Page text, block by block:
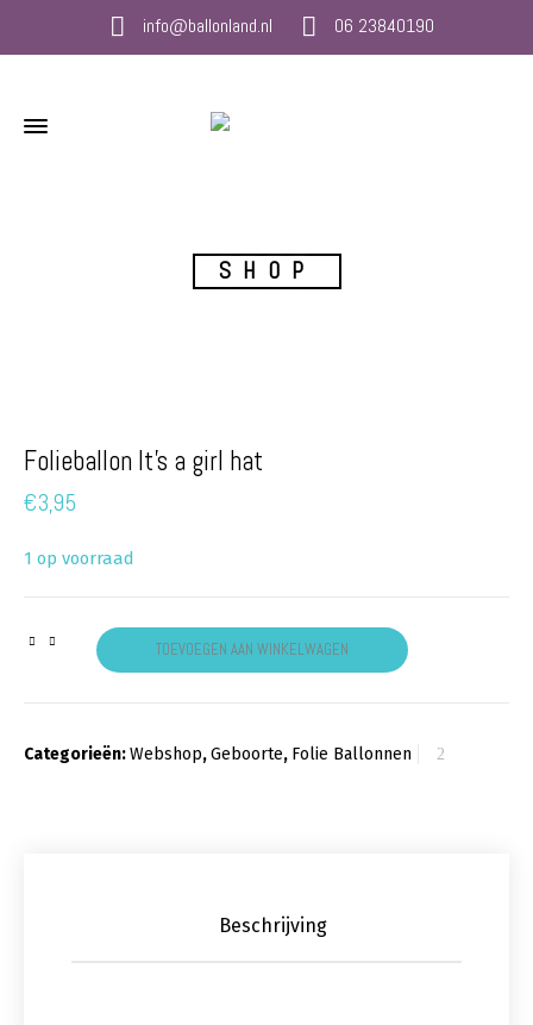
info@ballonland.nl 06 23840190
SHOP
Folieballon It’s a girl hat
€3,95
1 op voorraad
Folieballon It's a girl hat aantal
TOEVOEGEN AAN WINKELWAGEN
Categorieën:Webshop,Geboorte, Folie Ballonnen
Beschrijving